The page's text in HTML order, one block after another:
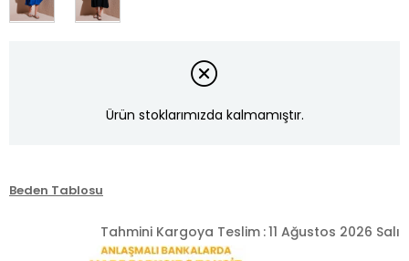
Ürün stoklarımızda kalmamıştır.
Beden Tablosu
Tahmini Kargoya Teslim :11 Ağustos 2026 Salı